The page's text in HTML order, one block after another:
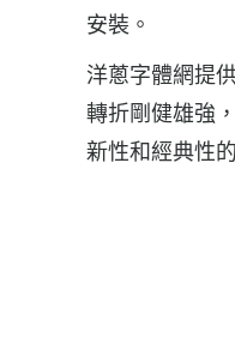
安裝。
洋蔥字體網提
轉折剛健雄強
新性和經典性